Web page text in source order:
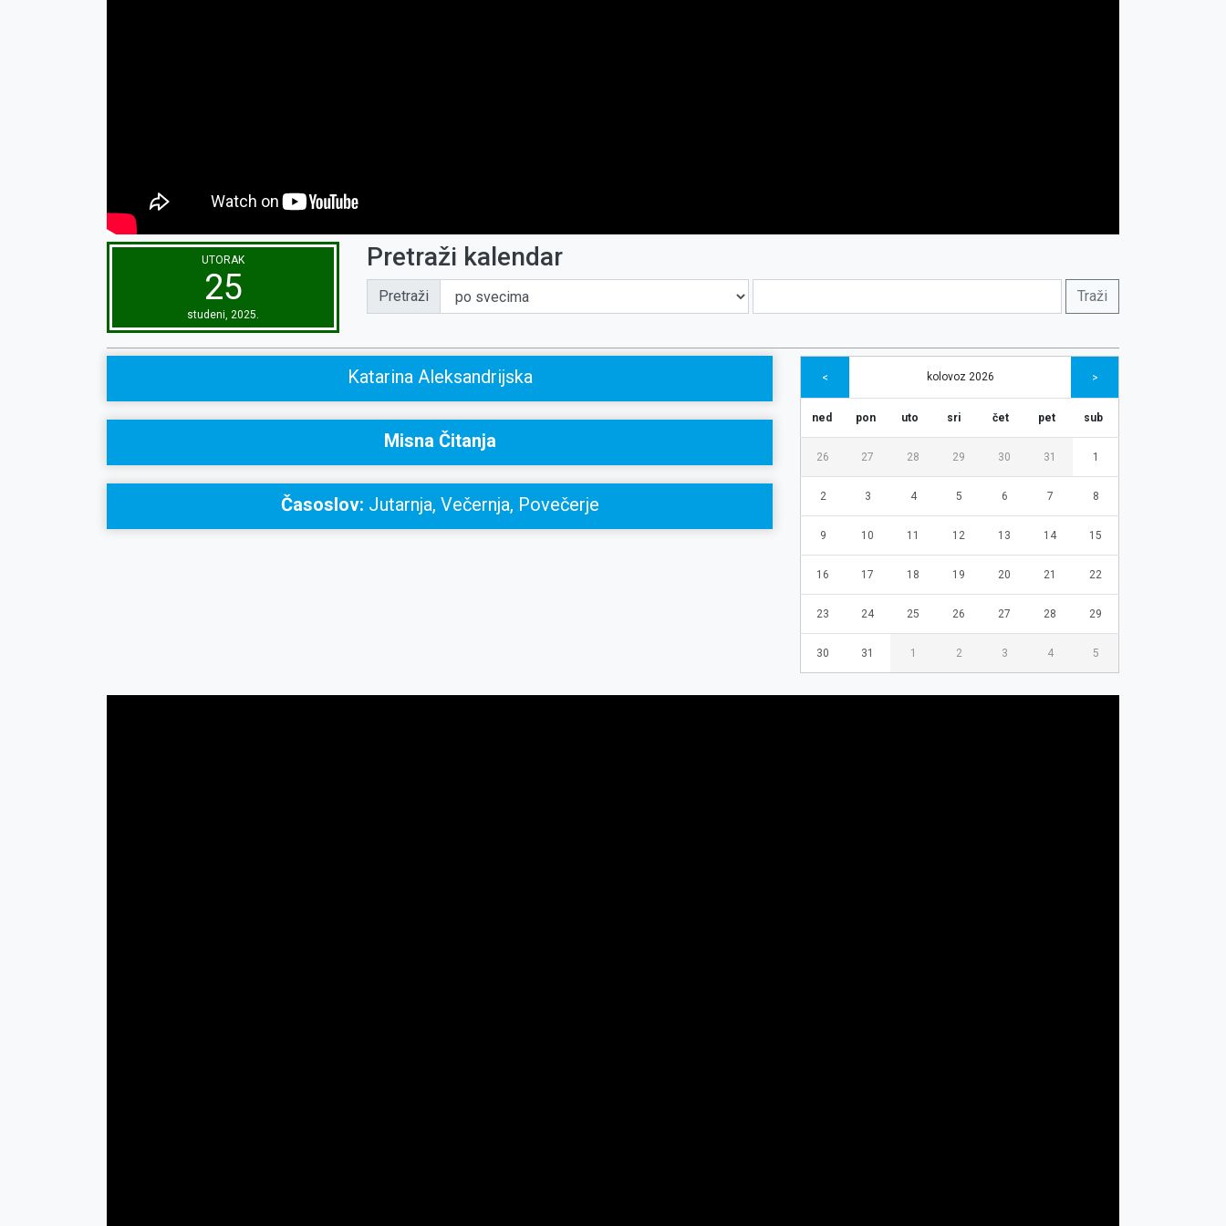
UTORAK
25
studeni, 2025.
Pretraži kalendar
Pretraži
Katarina Aleksandrijska
Misna Čitanja
Časoslov: Jutarnja, Večernja, Povečerje
< kolovoz 2026 >
ned pon uto sri čet pet sub
26 27 28 29 30 31 1
2 3 4 5 6 7 8
9 10 11 12 13 14 15
16 17 18 19 20 21 22
23 24 25 26 27 28 29
30 31 1 2 3 4 5